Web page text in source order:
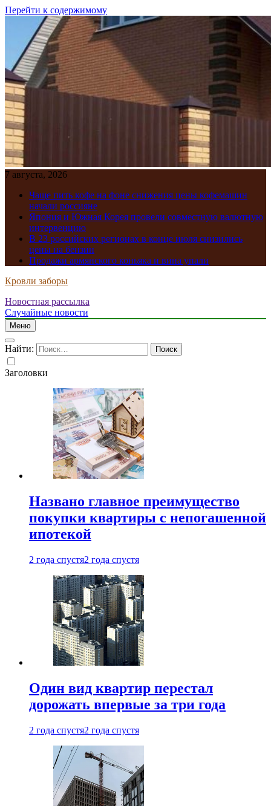
Перейти к содержимому
7 августа, 2026
Чаще пить кофе на фоне снижения цены кофемашин
начали россияне
Япония и Южная Корея провели совместную валютную
интервенцию
В 23 российских регионах в конце июля снизились
цены на бензин
Продажи армянского коньяка и вина упали
Кровли заборы
Новостная рассылка
Случайные новости
Меню
Найти:
Заголовки
Названо главное преимущество
покупки квартиры с непогашенной
ипотекой
2 года спустя2 года спустя
Один вид квартир перестал
дорожать впервые за три года
2 года спустя2 года спустя